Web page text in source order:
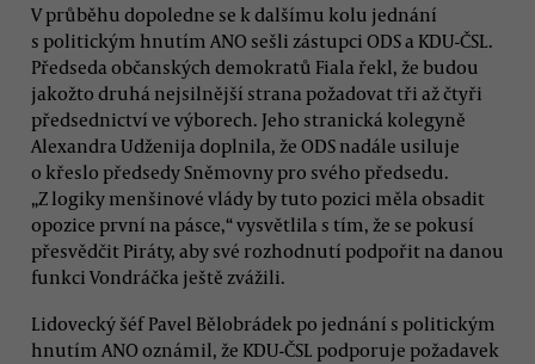
V průběhu dopoledne se k dalšímu kolu jednání
s politickým hnutím ANO sešli zástupci ODS a KDU-ČSL.
Předseda občanských demokratů Fiala řekl, že budou
jakožto druhá nejsilnější strana požadovat tři až čtyři
předsednictví ve výborech. Jeho stranická kolegyně
Alexandra Udženija doplnila, že ODS nadále usiluje
o křeslo předsedy Sněmovny pro svého předsedu.
„Z logiky menšinové vlády by tuto pozici měla obsadit
opozice první na pásce,“ vysvětlila s tím, že se pokusí
přesvědčit Piráty, aby své rozhodnutí podpořit na danou
funkci Vondráčka ještě zvážili.
Lidovecký šéf Pavel Bělobrádek po jednání s politickým
hnutím ANO oznámil, že KDU-ČSL podporuje požadavek